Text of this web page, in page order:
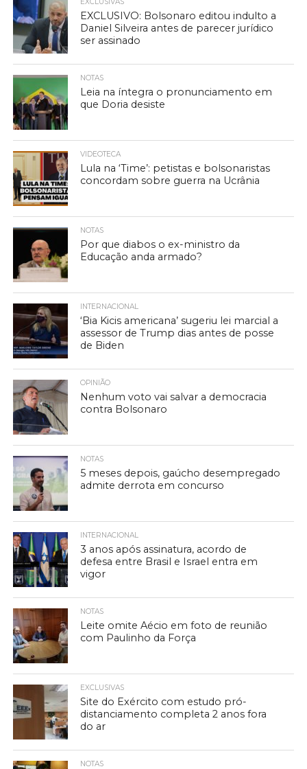
EXCLUSIVO: Bolsonaro editou indulto a
Daniel Silveira antes de parecer jurídico
ser assinado
NOTAS
Leia na íntegra o pronunciamento em
que Doria desiste
VIDEOTECA
Lula na ‘Time’: petistas e bolsonaristas
concordam sobre guerra na Ucrânia
NOTAS
Por que diabos o ex-ministro da
Educação anda armado?
INTERNACIONAL
‘Bia Kicis americana’ sugeriu lei marcial a
assessor de Trump dias antes de posse
de Biden
OPINIÃO
Nenhum voto vai salvar a democracia
contra Bolsonaro
NOTAS
5 meses depois, gaúcho desempregado
admite derrota em concurso
INTERNACIONAL
3 anos após assinatura, acordo de
defesa entre Brasil e Israel entra em
vigor
NOTAS
Leite omite Aécio em foto de reunião
com Paulinho da Força
EXCLUSIVAS
Site do Exército com estudo pró-
distanciamento completa 2 anos fora
do ar
NOTAS